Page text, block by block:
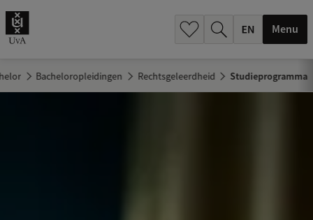
Menu
Bacheloropleidingen Rechtsgeleerdheid Studieprogramma